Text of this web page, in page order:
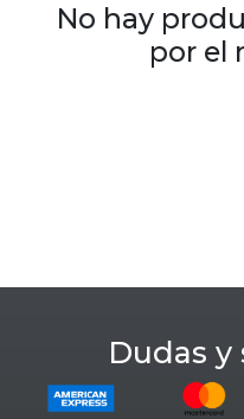
No hay
por el
Dudas y